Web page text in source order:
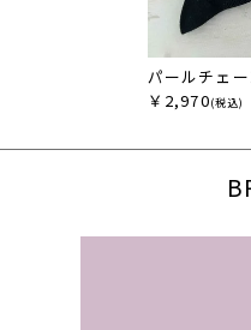
パールチェ
￥2,970(税込)